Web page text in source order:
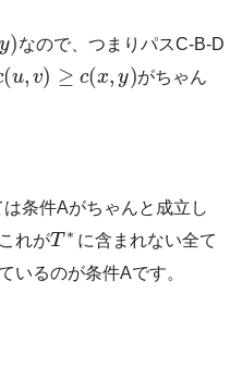
y)なので、つまりパスC-B-D
(u, v) ≥ c(x, y)がちゃん
条件Aがちゃんと成立し
れがT ∗ に含まれない全て
いるのが条件Aです。